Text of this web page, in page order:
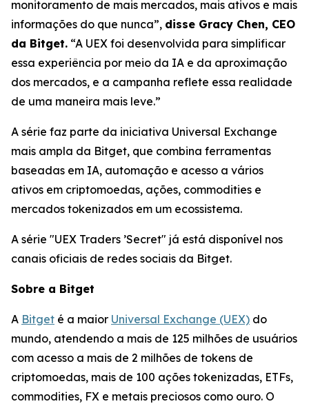
monitoramento de mais mercados, mais ativos e mais
informações do que nunca”, disse Gracy Chen, CEO
da Bitget. “A UEX foi desenvolvida para simplificar
essa experiência por meio da IA e da aproximação
dos mercados, e a campanha reflete essa realidade
de uma maneira mais leve.”
A série faz parte da iniciativa Universal Exchange
mais ampla da Bitget, que combina ferramentas
baseadas em IA, automação e acesso a vários
ativos em criptomoedas, ações, commodities e
mercados tokenizados em um ecossistema.
A série "UEX Traders ’Secret" já está disponível nos
canais oficiais de redes sociais da Bitget.
Sobre a Bitget
A Bitget é a maior Universal Exchange (UEX) do
mundo, atendendo a mais de 125 milhões de usuários
com acesso a mais de 2 milhões de tokens de
criptomoedas, mais de 100 ações tokenizadas, ETFs,
commodities, FX e metais preciosos como ouro. O